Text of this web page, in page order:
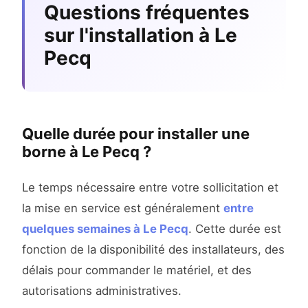
Questions fréquentes
sur l'installation à Le
Pecq
Quelle durée pour installer une
borne à Le Pecq ?
Le temps nécessaire entre votre sollicitation et
la mise en service est généralement entre
quelques semaines à Le Pecq. Cette durée est
fonction de la disponibilité des installateurs, des
délais pour commander le matériel, et des
autorisations administratives.